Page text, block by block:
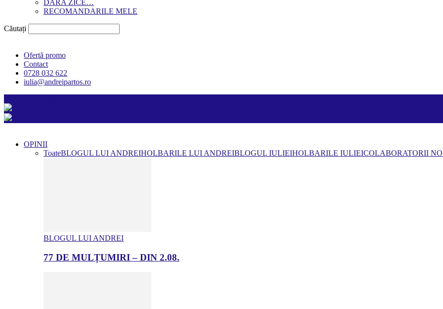
DARA ZICE…
RECOMANDARILE MELE
Căutați
Ofertă promo
Contact
0728 032 622
iulia@andreipartos.ro
OPINII
ToateBLOGUL LUI ANDREIHOLBARILE LUI ANDREIBLOGUL IULIEIHOLBARILE IULIEICOLABORATORII
BLOGUL LUI ANDREI
77 DE MULȚUMIRI – DIN 2.08.